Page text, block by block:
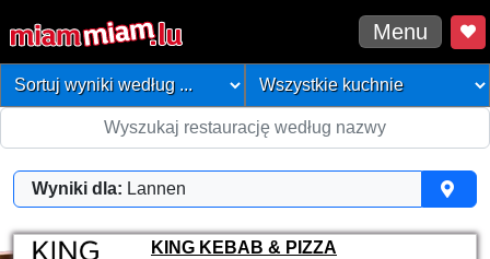
Menu
Wyniki dla: Lannen
KING KEBAB & PIZZA